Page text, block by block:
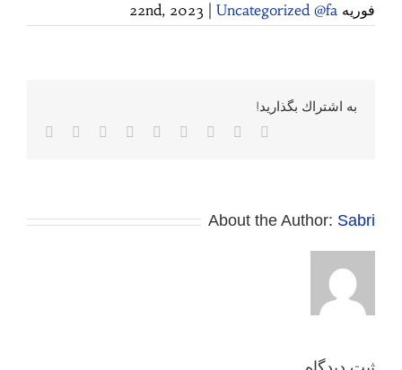
فوریه 22nd, 2023 Uncategorized @fa
به اشتراك بگذاريد!
Facebook
Twitter
Reddit
LinkedIn
WhatsApp
Tumblr
Pinterest
About the Author: Sabri